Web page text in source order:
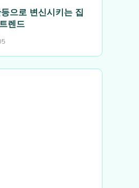
으로 변신시키는 집
렌드